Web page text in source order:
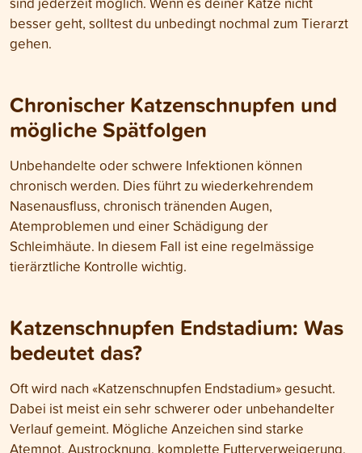
besser geht, solltest du unbedingt nochmal zum Tierarzt
gehen.
Chronischer Katzenschnupfen und
mögliche Spätfolgen
Unbehandelte oder schwere Infektionen können
chronisch werden. Dies führt zu wiederkehrendem
Nasenausfluss, chronisch tränenden Augen,
Atemproblemen und einer Schädigung der
Schleimhäute. In diesem Fall ist eine regelmässige
tierärztliche Kontrolle wichtig.
Katzenschnupfen Endstadium: Was
bedeutet das?
Oft wird nach «Katzenschnupfen Endstadium» gesucht.
Dabei ist meist ein sehr schwerer oder unbehandelter
Verlauf gemeint. Mögliche Anzeichen sind starke
Atemnot, Austrocknung, komplette Futterverweigerung,